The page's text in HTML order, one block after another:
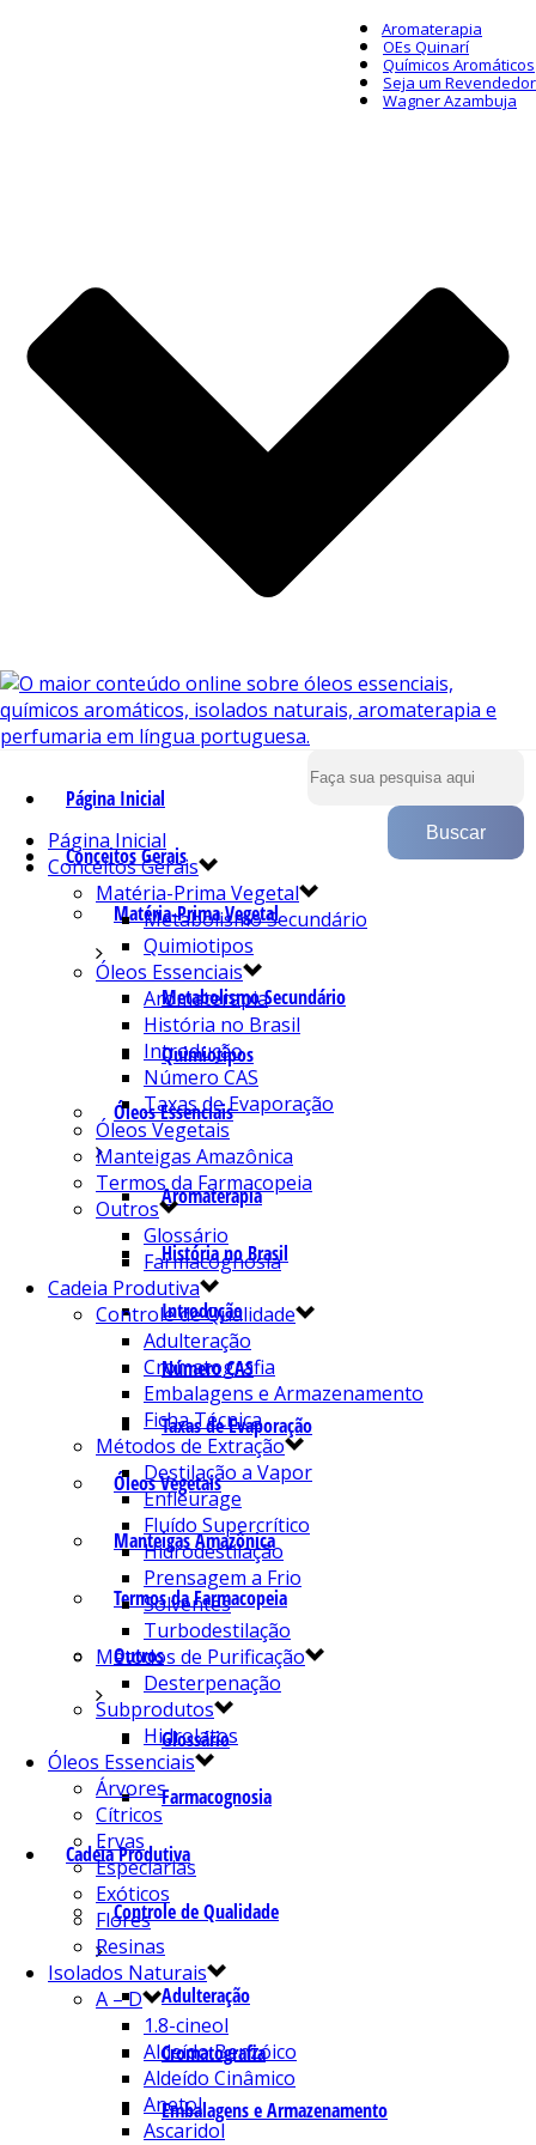
Aromaterapia
OEs Quinarí
Químicos Aromáticos
Seja um Revendedor
Wagner Azambuja
Página Inicial
Conceitos Gerais
Matéria-Prima Vegetal
Metabolismo Secundário
Quimiotipos
Óleos Essenciais
Aromaterapia
História no Brasil
Introdução
Número CAS
Taxas de Evaporação
Óleos Vegetais
Manteigas Amazônica
Termos da Farmacopeia
Outros
Glossário
Farmacognosia
Cadeia Produtiva
Controle de Qualidade
Adulteração
Cromatografia
Embalagens e Armazenamento
Página Inicial
Conceitos Gerais
Matéria-Prima Vegetal
Metabolismo Secundário
Quimiotipos
Óleos Essenciais
Aromaterapia
História no Brasil
Introdução
Número CAS
Taxas de Evaporação
Óleos Vegetais
Manteigas Amazônica
Termos da Farmacopeia
Outros
Glossário
Farmacognosia
Cadeia Produtiva
Controle de Qualidade
Adulteração
Cromatografia
Embalagens e Armazenamento
Ficha Técnica
Métodos de Extração
Destilação a Vapor
Enfleurage
Fluído Supercrítico
Hidrodestilação
Prensagem a Frio
Solventes
Turbodestilação
Métodos de Purificação
Desterpenação
Subprodutos
Hidrolatos
Óleos Essenciais
Árvores
Cítricos
Ervas
Especiarias
Exóticos
Flores
Resinas
Isolados Naturais
A – D
1.8-cineol
Aldeído Benzóico
Aldeído Cinâmico
Anetol
Ascaridol